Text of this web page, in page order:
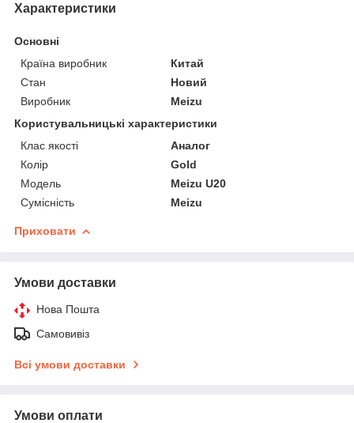
Характеристики
Основні
Країна виробник
Китай
Стан
Новий
Виробник
Meizu
Користувальницькі характеристики
Клас якості
Аналог
Колір
Gold
Мoдель
Meizu U20
Сумісність
Meizu
Приховати
Умови доставки
Нова Пошта
Самовивіз
Всі умови доставки
Умови оплати